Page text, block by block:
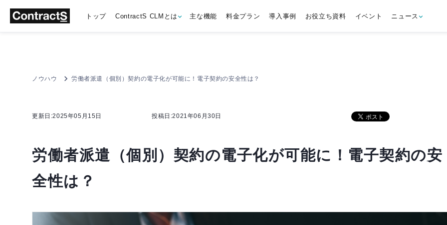
トップ ContractS CLMとは 主な機能 料金プラン 導入事例 お役立ち資料 イベント ニュース
ノウハウ 労働者派遣（個別）契約の電子化が可能に！電子契約の安全性は？
更新日:2025年05月15日 投稿日:2021年06月30日
労働者派遣（個別）契約の電子化が可能に！電子契約の安
全性は？